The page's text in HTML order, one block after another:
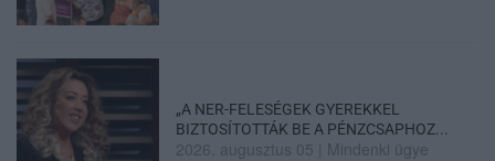
„A NER-FELESÉGEK GYEREKKEL
BIZTOSÍTOTTÁK BE A PÉNZCSAPHOZ...
2026. augusztus 05 Mindenki ügye